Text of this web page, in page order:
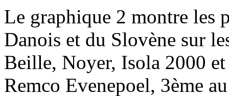
Le graphique 2 montre les
Danois et du Slovène sur
Beille, Noyer, Isola 2000
Remco Evenepoel, 3ème